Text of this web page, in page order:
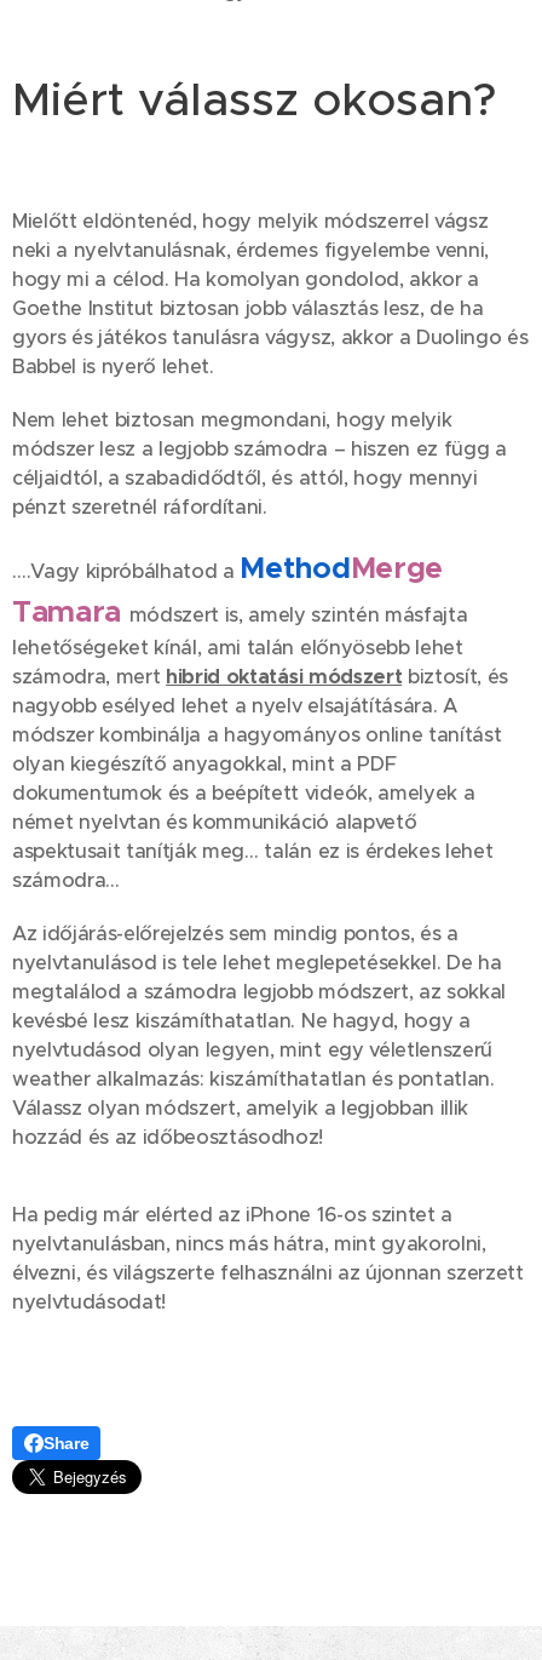
Miért válassz okosan?
Mielőtt eldöntenéd, hogy melyik módszerrel vágsz
neki a nyelvtanulásnak, érdemes figyelembe venni,
hogy mi a célod. Ha komolyan gondolod, akkor a
Goethe Institut biztosan jobb választás lesz, de ha
gyors és játékos tanulásra vágysz, akkor a Duolingo és
Babbel is nyerő lehet.
Nem lehet biztosan megmondani, hogy melyik
módszer lesz a legjobb számodra – hiszen ez függ a
céljaidtól, a szabadidődtől, és attól, hogy mennyi
pénzt szeretnél ráfordítani.
….Vagy kipróbálhatod a MethodMerge
Tamara módszert is, amely szintén másfajta
lehetőségeket kínál, ami talán előnyösebb lehet
számodra, mert hibrid oktatási módszert biztosít, és
nagyobb esélyed lehet a nyelv elsajátítására. A
módszer kombinálja a hagyományos online tanítást
olyan kiegészítő anyagokkal, mint a PDF
dokumentumok és a beépített videók, amelyek a
német nyelvtan és kommunikáció alapvető
aspektusait tanítják meg… talán ez is érdekes lehet
számodra…🤔
Az időjárás-előrejelzés sem mindig pontos, és a
nyelvtanulásod is tele lehet meglepetésekkel. De ha
megtalálod a számodra legjobb módszert, az sokkal
kevésbé lesz kiszámíthatatlan. Ne hagyd, hogy a
nyelvtudásod olyan legyen, mint egy véletlenszerű
weather alkalmazás: kiszámíthatatlan és pontatlan.
Válassz olyan módszert, amelyik a legjobban illik
hozzád és az időbeosztásodhoz! 🌦🌍
Ha pedig már elérted az iPhone 16-os szintet a
nyelvtanulásban, nincs más hátra, mint gyakorolni,
élvezni, és világszerte felhasználni az újonnan szerzett
nyelvtudásodat!
Share